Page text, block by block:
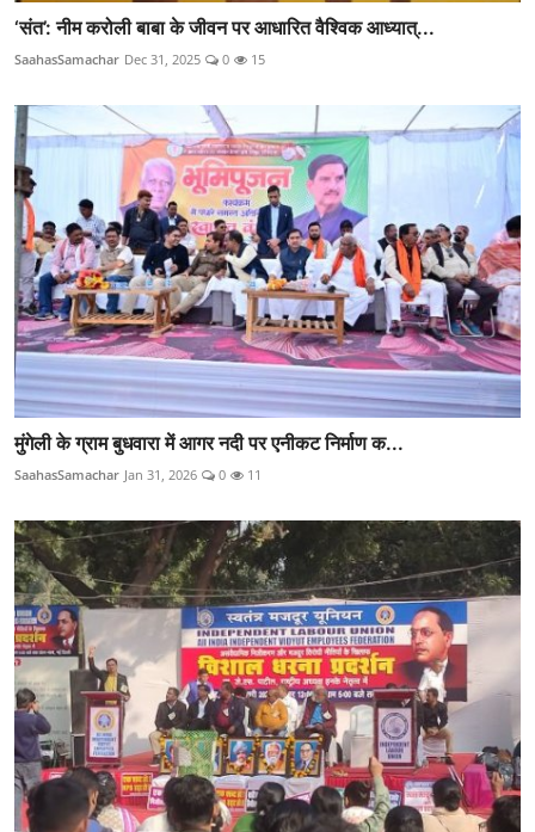
‘संत’: नीम करोली बाबा के जीवन पर आधारित वैश्विक आध्यात्...
SaahasSamachar Dec 31, 2025 0 15
मुंगेली के ग्राम बुधवारा में आगर नदी पर एनीकट निर्माण क...
SaahasSamachar Jan 31, 2026 0 11